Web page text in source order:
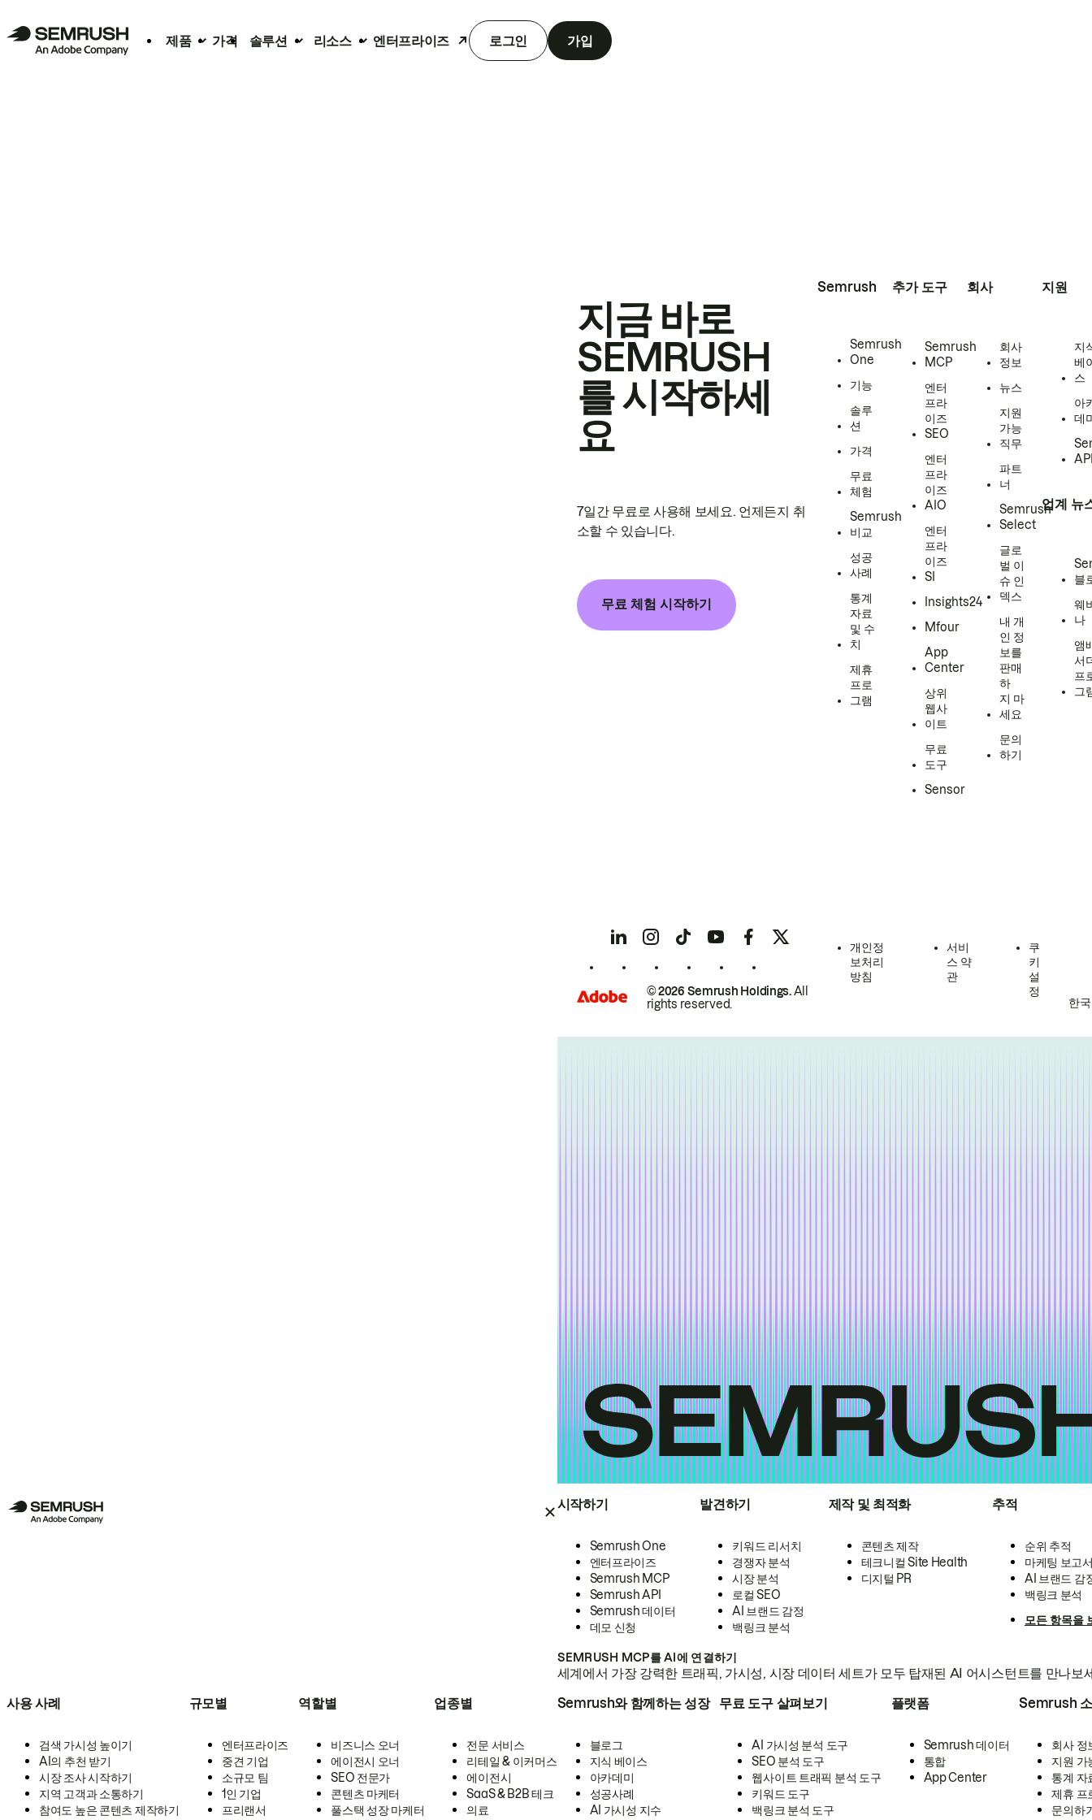
제품 가격 솔루션 리소스 엔터프라이즈 로그인 가입
시작하기
Semrush One
엔터프라이즈
Semrush MCP
Semrush API
Semrush 데이터
데모 신청
발견하기
키워드 리서치
경쟁자 분석
시장 분석
로컬 SEO
AI 브랜드 감정
백링크 분석
제작 및 최적화
콘텐츠 제작
테크니컬 Site Health
디지털 PR
추적
순위 추적
마케팅 보고
AI 브랜드 감
백링크 분석
모든 항목을
SEMRUSH MCP를 AI에 연결하기
세계에서 가장 강력한 트래픽, 가시성, 시장 데이터 세트가 모두 탑재된 AI 어시스턴트를 만나보
사용 사례
검색 가시성 높이기
AI의 추천 받기
시장 조사 시작하기
지역 고객과 소통하기
참여도 높은 콘텐츠 제작하기
규모별
엔터프라이즈
중견 기업
소규모 팀
1인 기업
프리랜서
역할별
비즈니스 오너
에이전시 오너
SEO 전문가
콘텐츠 마케터
풀스택 성장 마케터
업종별
전문 서비스
리테일 & 이커머스
에이전시
SaaS & B2B 테크
의료
Semrush와 함께하는 성장
블로그
지식 베이스
아카데미
성공사례
AI 가시성 지수
무료 도구 살펴보기
AI 가시성 분석 도구
SEO 분석 도구
웹사이트 트래픽 분석 도구
키워드 도구
백링크 분석 도구
플랫폼
Semrush 데이터
통합
App Center
Semrush
회사 정
지원 가
통계 자
제휴 프
문의하
지금 바로
SEMRUSH
를 시작하세
요
7일간 무료로 사용해 보세요. 언제든지 취
소할 수 있습니다.
무료 체험 시작하기
Semrush
Semrush
One
기능
솔루
션
가격
무료
체험
Semrush
비교
성공
사례
통계
자료
및 수
치
제휴
프로
그램
추가 도구
Semrush
MCP
엔터
프라
이즈
SEO
엔터
프라
이즈
AIO
엔터
프라
이즈
SI
Insights24
Mfour
App
Center
상위
웹사
이트
무료
도구
Sensor
회사
회사
정보
뉴스
지원
가능
직무
파트
너
Semrush
Select
글로
벌 이
슈 인
덱스
내 개
인 정
보를
판매
하
지 마
세요
문의
하기
지원
지
베
스
아
데
업계 뉴
블
웨
나
앰
서
프
그
© 2026 Semrush Holdings.All
rights reserved.
개인정
보처리
방침
서비
스 약
관
쿠
키
설
정
한